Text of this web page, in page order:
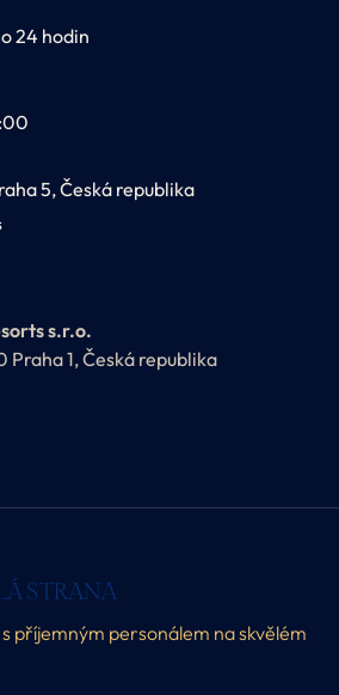
24 hodin
5, Česká republika
s.r.o.
Praha 1, Česká republika
STRANA
příjemným personálem na skvělém